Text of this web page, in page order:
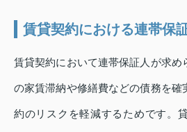
賃貸契約における連帯保
賃貸契約において連帯保証人が求め
の家賃滞納や修繕費などの債務を確
約のリスクを軽減するためです。